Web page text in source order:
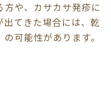
や、カサカサ発疹に
てきた場合には、乾
可能性があります。